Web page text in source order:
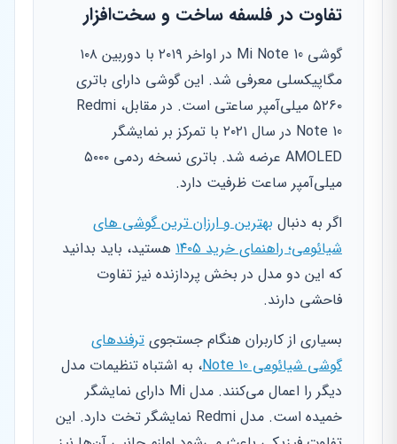
تفاوت در فلسفه ساخت و سخت‌افزار
گوشی Mi Note 10 در اواخر ۲۰۱۹ با دوربین ۱۰۸
مگاپیکسلی معرفی شد. این گوشی دارای باتری
۵۲۶۰ میلی‌آمپر ساعتی است. در مقابل، Redmi
Note 10 در سال ۲۰۲۱ با تمرکز بر نمایشگر
AMOLED عرضه شد. باتری نسخه ردمی ۵۰۰۰
میلی‌آمپر ساعت ظرفیت دارد.
اگر به دنبال بهترین و ارزان ترین گوشی های
شیائومی؛ راهنمای خرید ۱۴۰۵
هستید، باید بدانید
که این دو مدل در بخش پردازنده نیز تفاوت
فاحشی دارند.
بسیاری از کاربران هنگام جستجوی ترفندهای
گوشی شیائومی Note 10
، به اشتباه تنظیمات مدل
دیگر را اعمال می‌کنند. مدل Mi دارای نمایشگر
خمیده است. مدل Redmi نمایشگر تخت دارد. این